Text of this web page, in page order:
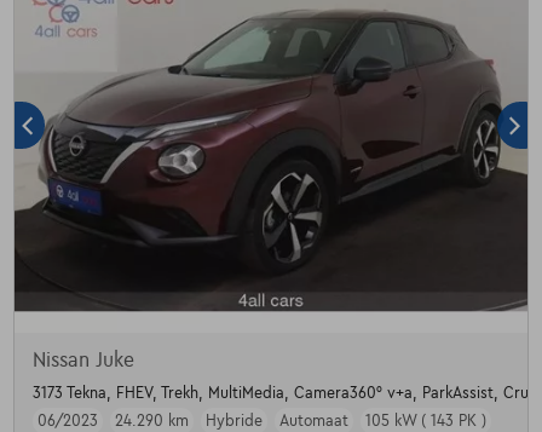
Nissan Juke
3173 Tekna, FHEV, Trekh, MultiMedia, Camera360° v+a, ParkAssist,
06/2023
24.290 km Hybride Automaat 105 kW ( 143 PK )